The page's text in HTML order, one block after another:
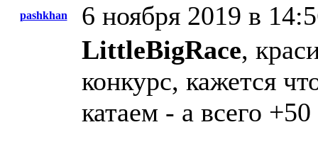
pashkhan 6 ноября 2019 в
LittleBigRace,
конкурс, кажется
катаем - а всего